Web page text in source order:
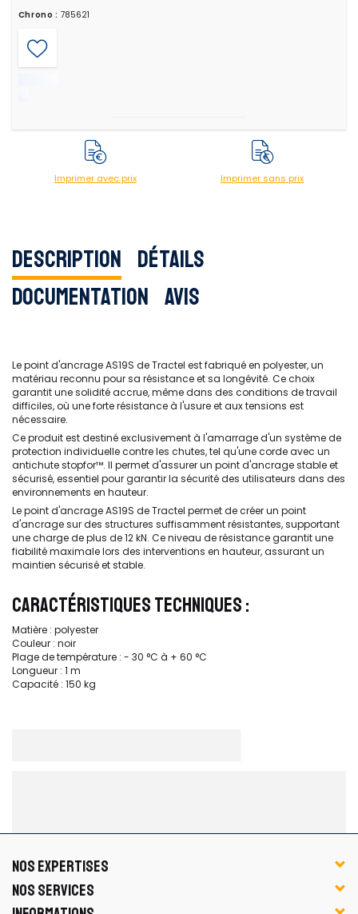
Chrono : 785621
Imprimer avec prix Imprimer sans prix
Description Détails
Documentation Avis
Le point d'ancrage AS19S de Tractel est fabriqué en polyester, un
matériau reconnu pour sa résistance et sa longévité. Ce choix
garantit une solidité accrue, même dans des conditions de travail
difficiles, où une forte résistance à l'usure et aux tensions est
nécessaire.
Ce produit est destiné exclusivement à l'amarrage d'un système de
protection individuelle contre les chutes, tel qu'une corde avec un
antichute stopfor™. Il permet d'assurer un point d'ancrage stable et
sécurisé, essentiel pour garantir la sécurité des utilisateurs dans des
environnements en hauteur.
Le point d'ancrage AS19S de Tractel permet de créer un point
d'ancrage sur des structures suffisamment résistantes, supportant
une charge de plus de 12 kN. Ce niveau de résistance garantit une
fiabilité maximale lors des interventions en hauteur, assurant un
maintien sécurisé et stable.
CARACTÉRISTIQUES TECHNIQUES :
Matière : polyester
Couleur : noir
Plage de température : - 30 °C à + 60 °C
Longueur : 1 m
Capacité : 150 kg
NOS EXPERTISES
NOS SERVICES